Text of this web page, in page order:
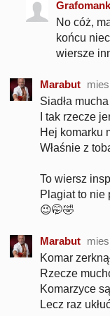
No cóż,
końcu
wiersze
Marabut
Siadła
I tak rzecze
Hej komarku
Właśnie z
To wiersz
Plagiat to nie
😉🤭🤣
Marabut
Komar
Rzecze
Komarzyce
Lecz raz